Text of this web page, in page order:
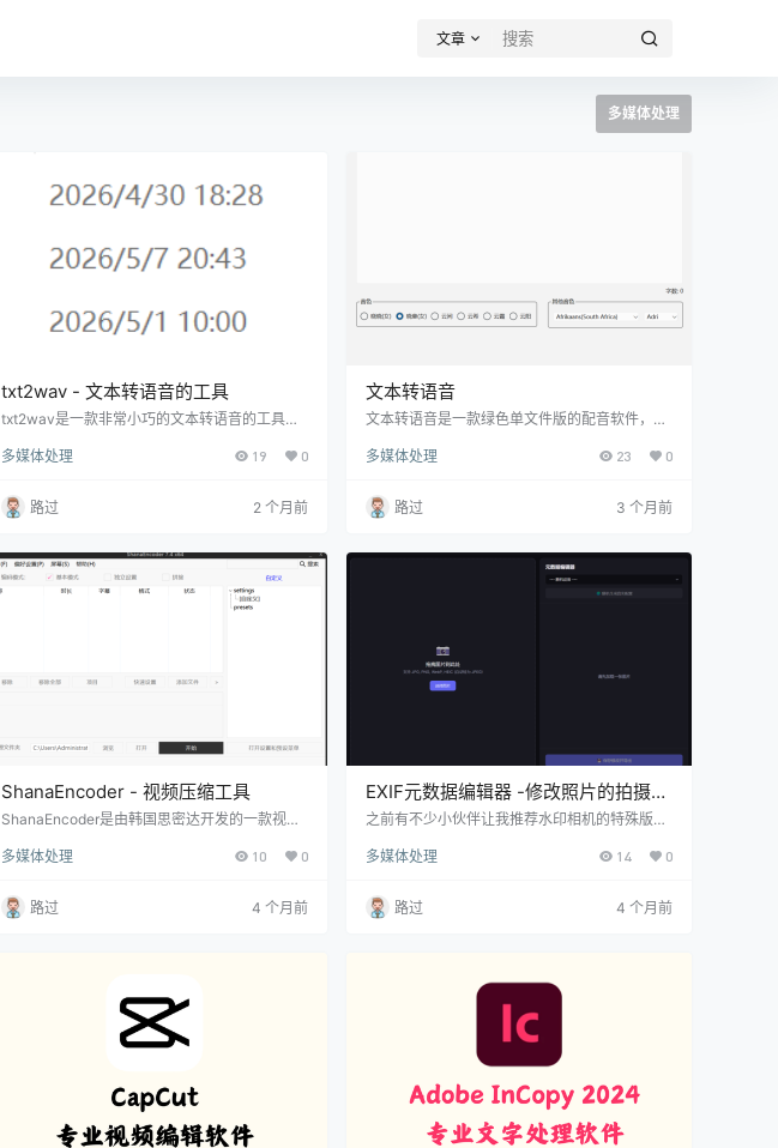
文章
多媒体处理
txt2wav - 文本转语音的工具
txt2wav是一款非常小巧的文本转语音的工具，
库VM Hui，如果没有安装，可以在文末获取软
以可以直接使用。首先我们打开“a.txt” 然后删除
原来的文字，把你想要转换的文本粘贴进去，然
调用系统的tts语音库VM Hui来转换成语音。 生
成的语音叫“a…
多媒体处理 19 0
路过 2 个月前
文本转语音
文本转语音是一款绿色单文件版的配音软件，软
晓、晓意、云间、云希、云霞等语音。 使用很简
音。软件还可以直接【保存】，功能比较简单，
但挺好用的
多媒体处理 23 0
路过 3 个月前
ShanaEncoder - 视频压缩工具
ShanaEncoder是由韩国思密达开发的一款视频
版，双击即可打开使用。 使用非常简单，把视频
开始压缩前，我们可以对视频进行设置，可以设
置文件格式、解码器、质量、视频质量、尺寸等
多媒体处理 10 0
路过 4 个月前
EXIF元数据编辑器 -修改照片的拍摄
地、拍摄的设备等
之前有不少小伙伴让我推荐水印相机的特殊版，
件不能推荐，会违规）。但是我综合了这部分人
如修改照片的拍摄地、拍摄的设备等等。其实这
类的数据可以通过软件实现，比如今天的这款：
了不同的型号，…
多媒体处理 14 0
路过 4 个月前